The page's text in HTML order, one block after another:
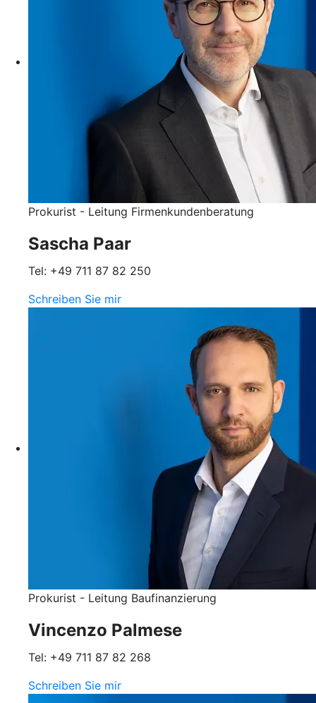
Prokurist - Leitung Firmenkundenberatung
Sascha Paar
Tel: +49 711 87 82 250
Schreiben Sie mir
Prokurist - Leitung Baufinanzierung
Vincenzo Palmese
Tel: +49 711 87 82 268
Schreiben Sie mir